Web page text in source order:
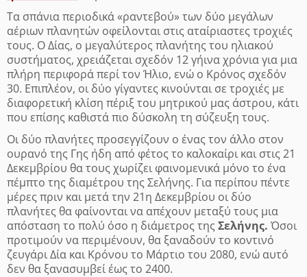
Τα σπάνια περιοδικά «ραντεβού» των δύο μεγάλων
αέριων πλανητών οφείλονται στις αταίριαστες τροχιές
τους. Ο Δίας, ο μεγαλύτερος πλανήτης του ηλιακού
συστήματος, χρειάζεται σχεδόν 12 γήινα χρόνια για μια
πλήρη περιφορά περί τον Ήλιο, ενώ ο Κρόνος σχεδόν
30. Επιπλέον, οι δύο γίγαντες κινούνται σε τροχιές με
διαφορετική κλίση πέριξ του μητρικού μας άστρου, κάτι
που επίσης καθιστά πιο δύσκολη τη σύζευξη τους.
Οι δύο πλανήτες προσεγγίζουν ο ένας τον άλλο στον
ουρανό της Γης ήδη από φέτος το καλοκαίρι και στις 21
Δεκεμβρίου θα τους χωρίζει φαινομενικά μόνο το ένα
πέμπτο της διαμέτρου της Σελήνης. Για περίπου πέντε
μέρες πριν και μετά την 21η Δεκεμβρίου οι δύο
πλανήτες θα φαίνονται να απέχουν μεταξύ τους μια
απόσταση το πολύ όσο η διάμετρος της Σελήνης. Όσοι
προτιμούν να περιμένουν, θα ξαναδούν το κοντινό
ζευγάρι Δία και Κρόνου το Μάρτιο του 2080, ενώ αυτό
δεν θα ξανασυμβεί έως το 2400.